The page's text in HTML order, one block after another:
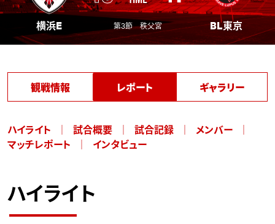
横浜E 第3節 秩父宮 BL東京
観戦情報 レポート ギャラリー
ハイライト 試合概要 試合記録
メンバー
マッチレポート
インタビュー
ハイライト